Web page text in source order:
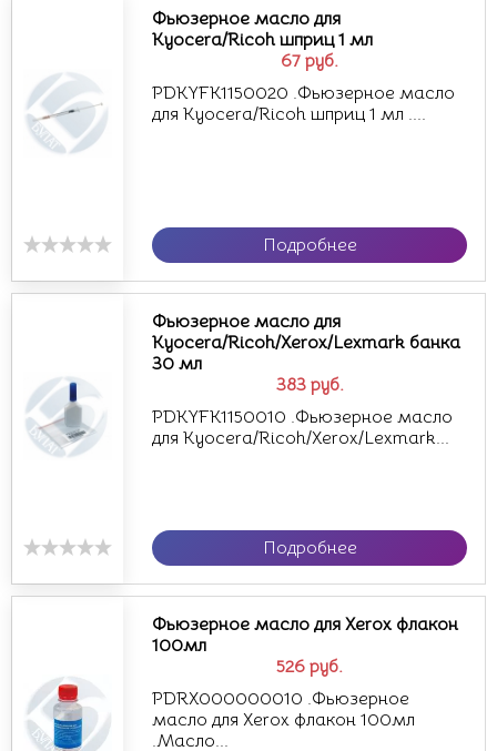
67 руб.
Фьюзерное масло для
Kyocera/Ricoh шприц 1 мл
PDKYFK1150020 .Фьюзерное масло
для Kyocera/Ricoh шприц 1 мл ....
Подробнее
383 руб.
Фьюзерное масло для
Kyocera/Ricoh/Xerox/Lexmark банка
30 мл
PDKYFK1150010 .Фьюзерное масло
для Kyocera/Ricoh/Xerox/Lexmark...
Подробнее
526 руб.
Фьюзерное масло для Xerox флакон
100мл
PDRX000000010 .Фьюзерное
масло для Xerox флакон 100мл
.Масло...